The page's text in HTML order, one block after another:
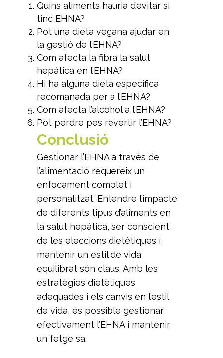
Quins aliments hauria d’evitar si
tinc EHNA?
Pot una dieta vegana ajudar en
la gestió de l’EHNA?
Com afecta la fibra la salut
hepàtica en l’EHNA?
Hi ha alguna dieta específica
recomanada per a l’EHNA?
Com afecta l’alcohol a l’EHNA?
Pot perdre pes revertir l’EHNA?
Conclusió
Gestionar l’EHNA a través de
l’alimentació requereix un
enfocament complet i
personalitzat. Entendre l’impacte
de diferents tipus d’aliments en
la salut hepàtica, ser conscient
de les eleccions dietètiques i
mantenir un estil de vida
equilibrat són claus. Amb les
estratègies dietètiques
adequades i els canvis en l’estil
de vida, és possible gestionar
efectivament l’EHNA i mantenir
un fetge sa.